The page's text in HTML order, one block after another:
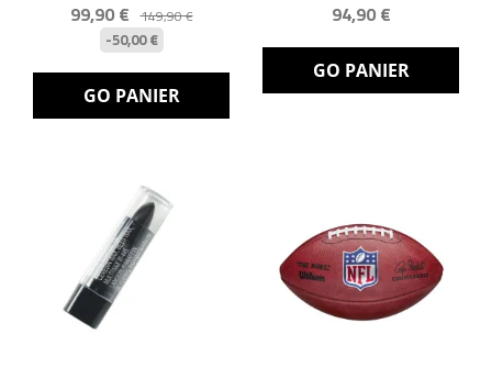
99,90 € 149,90 €
-50,00 €
GO PANIER
94,90 €
GO PANIER